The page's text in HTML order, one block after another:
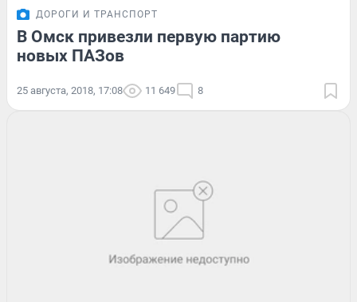
ДОРОГИ И ТРАНСПОРТ
В Омск привезли первую партию
новых ПАЗов
25 августа, 2018, 17:08 11 649 8